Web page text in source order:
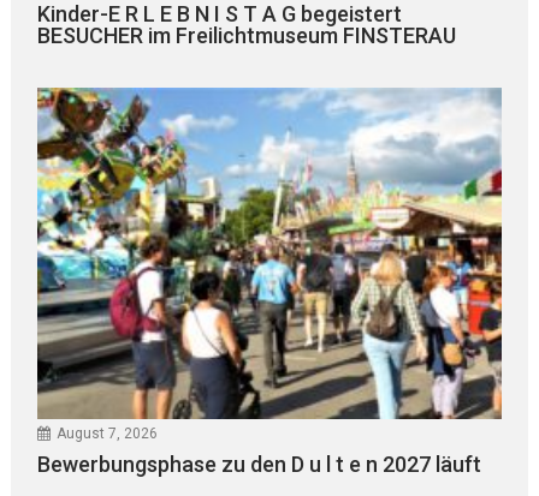
Kinder-E R L E B N I S T A G begeistert
BESUCHER im Freilichtmuseum FINSTERAU
August 7, 2026
Bewerbungsphase zu den D u l t e n 2027 läuft